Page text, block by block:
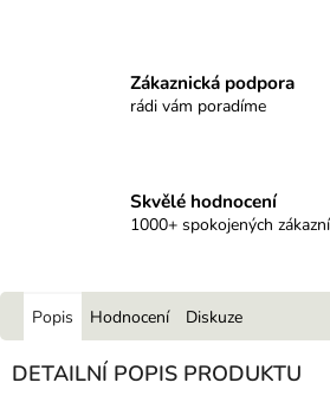
Zákaznická podpora
rádi vám poradíme
Skvělé hodnocení
1000+ spokojených
Popis Hodnocení Diskuze
DETAILNÍ POPIS PRODUKTU